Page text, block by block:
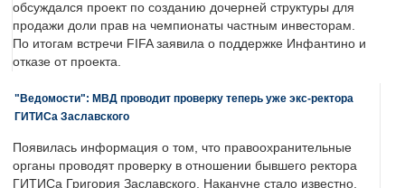
обсуждался проект по созданию дочерней структуры для
продажи доли прав на чемпионаты частным инвесторам.
По итогам встречи FIFA заявила о поддержке Инфантино и
отказе от проекта.
"Ведомости": МВД проводит проверку теперь уже экс-ректора
ГИТИСа Заславского
Появилась информация о том, что правоохранительные
органы проводят проверку в отношении бывшего ректора
ГИТИСа Григория Заславского. Накануне стало известно,